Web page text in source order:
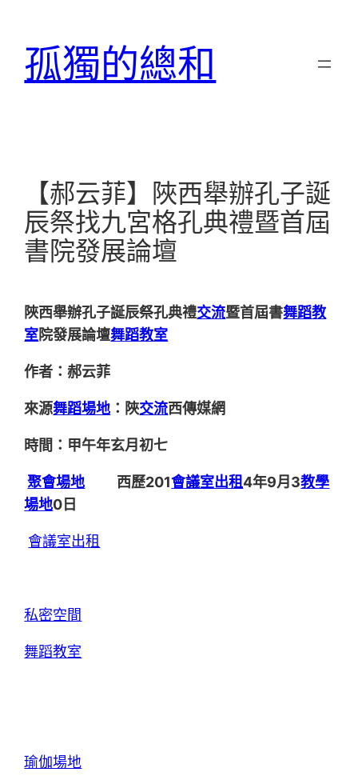
孤獨的總和
【郝云菲】陜西舉辦孔子誕
辰祭找九宮格孔典禮暨首屆
書院發展論壇
陜西舉辦孔子誕辰祭孔典禮交流暨首屆書舞蹈教
室院發展論壇舞蹈教室
作者：郝云菲
來源舞蹈場地 ：陜交流西傳媒網
時間：甲午年玄月初七
聚會場地 西歷201會議室出租4年9月3教學
場地0日
會議室出租
私密空間
舞蹈教室
瑜伽場地